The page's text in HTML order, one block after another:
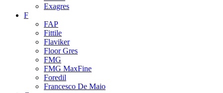
Exagres
F
FAP
Fittile
Flaviker
Floor Gres
FMG
FMG MaxFine
Foredil
Francesco De Maio